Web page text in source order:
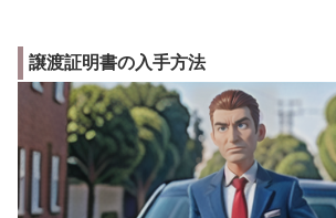
譲渡証明書の入手方法